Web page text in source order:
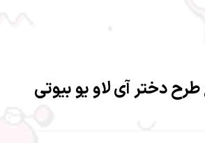
طرح دختر آی لاو یو بیوتی